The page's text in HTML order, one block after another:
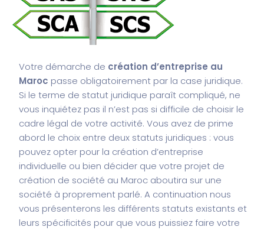
Votre démarche de création d’entreprise au
Maroc passe obligatoirement par la case juridique.
Si le terme de statut juridique paraît compliqué, ne
vous inquiétez pas il n’est pas si difficile de choisir le
cadre légal de votre activité. Vous avez de prime
abord le choix entre deux statuts juridiques : vous
pouvez opter pour la création d’entreprise
individuelle ou bien décider que votre projet de
création de société au Maroc aboutira sur une
société à proprement parlé. A continuation nous
vous présenterons les différents statuts existants et
leurs spécificités pour que vous puissiez faire votre